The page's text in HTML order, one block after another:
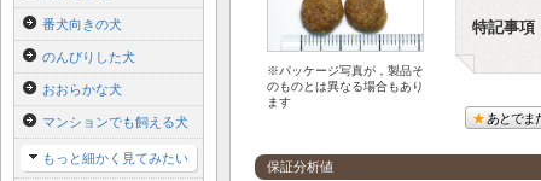
※パッケージ写真が，製品そ
のものとは異なる場合もあり
ます
特記事項
あとでま
保証分析値
番犬向きの犬
のんびりした犬
おおらかな犬
マンションでも飼える犬
もっと細かく見てみたい